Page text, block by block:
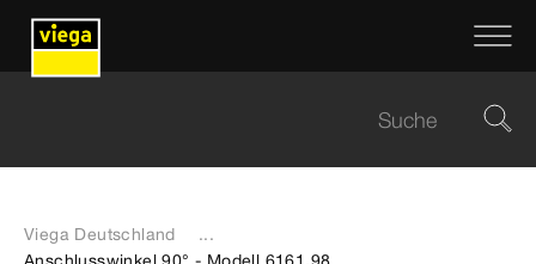
Viega Deutschland
...